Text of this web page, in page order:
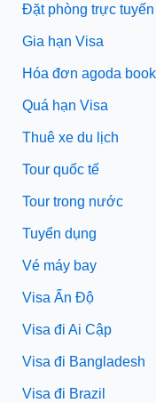
Đặt phòng trực tuyến
Gia hạn Visa
Hóa đơn agoda
Quá hạn Visa
Thuê xe du lịch
Tour quốc tế
Tour trong nước
Tuyển dụng
Vé máy bay
Visa Ấn Độ
Visa đi Ai Cập
Visa đi Bangladesh
Visa đi Brazil